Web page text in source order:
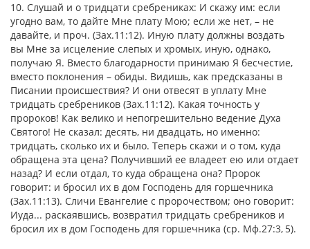
10. Слушай и о тридцати сребрениках: И скажу им: если
угодно вам, то дайте Мне плату Мою; если же нет, – не
давайте, и проч. (Зах.11:12). Иную плату должны воздать
вы Мне за исцеление слепых и хромых, иную, однако,
получаю Я. Вместо благодарности принимаю Я бесчестие,
вместо поклонения – обиды. Видишь, как предсказаны в
Писании происшествия? И они отвесят в уплату Мне
тридцать сребреников (Зах.11:12). Какая точность у
пророков! Как велико и непогрешительно ведение Духа
Святого! Не сказал: десять, ни двадцать, но именно:
тридцать, сколько их и было. Теперь скажи и о том, куда
обращена эта цена? Получивший ее владеет ею или отдает
назад? И если отдал, то куда обращена она? Пророк
говорит: и бросил их в дом Господень для горшечника
(Зах.11:13). Сличи Евангелие с пророчеством; оно говорит:
Иуда... раскаявшись, возвратил тридцать сребреников и
бросил их в дом Господень для горшечника (ср. Мф.27:3, 5).